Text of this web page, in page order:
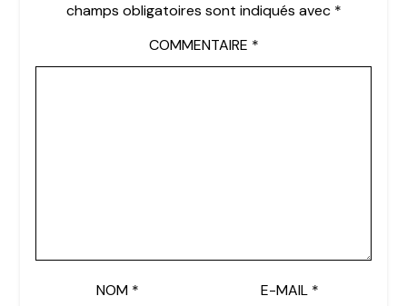
champs obligatoires sont indiqués avec *
COMMENTAIRE *
NOM * E-MAIL *